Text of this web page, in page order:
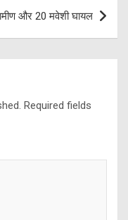
और 20 मवेशी घायल
Required fields